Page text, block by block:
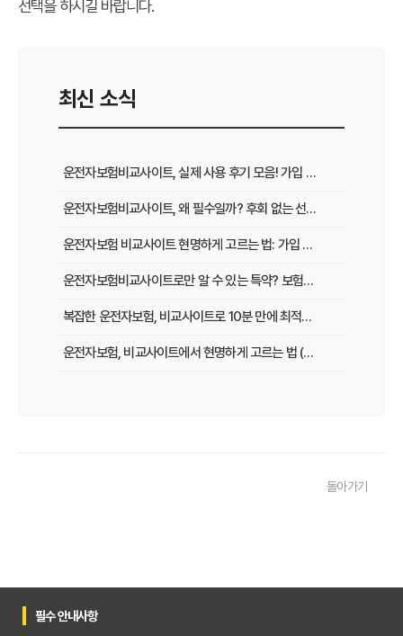
선택을 하시길 바랍니다.
최신 소식
운전자보험비교사이트, 실제 사용 후기 모음! 가입 전 반드시 봐야 할 꿀팁
운전자보험비교사이트, 왜 필수일까? 후회 없는 선택을 위한 3가지 핵심 질문
운전자보험 비교사이트 현명하게 고르는 법: 가입 전 놓치지 말아야 할 체크리스트
운전자보험비교사이트로만 알 수 있는 특약? 보험료 절감 비법 공개
복잡한 운전자보험, 비교사이트로 10분 만에 최적의 설계 끝내는 법
운전자보험, 비교사이트에서 현명하게 고르는 법 (보장 VS 가격)
돌아가기
필수 안내사항